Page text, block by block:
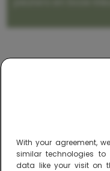
With your agreement,
similar technologies to
data like your visit on